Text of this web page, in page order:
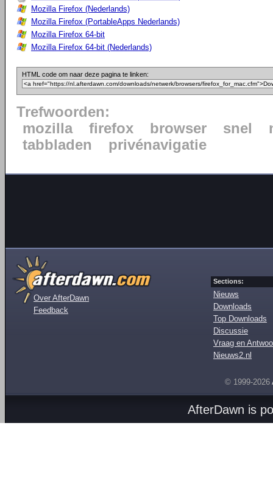
Mozilla Firefox (Nederlands)
Mozilla Firefox (PortableApps Nederlands)
Mozilla Firefox 64-bit
Mozilla Firefox 64-bit (Nederlands)
HTML code om naar deze pagina te linken:
Trefwoorden:
mozilla
firefox browser snel
tabbladen
privénavigatie
Over AfterDawn
Feedback
Sections:
Nieuws
Downloads
Top Downloads
Discussie
Vraag en
Nieuws2.nl
© 1999-2026
AfterDawn is